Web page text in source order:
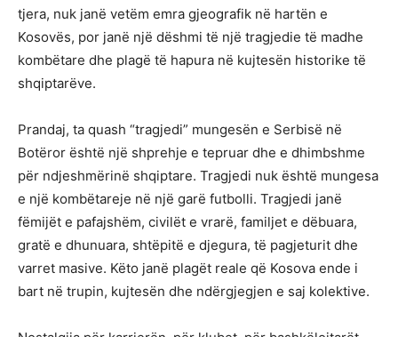
tjera, nuk janë vetëm emra gjeografik në hartën e
Kosovës, por janë një dëshmi të një tragjedie të madhe
kombëtare dhe plagë të hapura në kujtesën historike të
shqiptarëve.
Prandaj, ta quash “tragjedi” mungesën e Serbisë në
Botëror është një shprehje e tepruar dhe e dhimbshme
për ndjeshmërinë shqiptare. Tragjedi nuk është mungesa
e një kombëtareje në një garë futbolli. Tragjedi janë
fëmijët e pafajshëm, civilët e vrarë, familjet e dëbuara,
gratë e dhunuara, shtëpitë e djegura, të pagjeturit dhe
varret masive. Këto janë plagët reale që Kosova ende i
bart në trupin, kujtesën dhe ndërgjegjen e saj kolektive.